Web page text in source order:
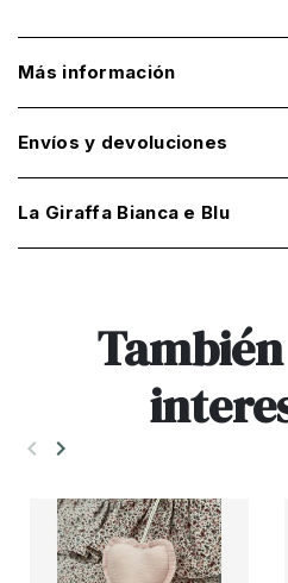
Más información
Envíos y devoluciones
La Giraffa Bianca e Blu
Anterior
keyboard_arrow_left Siguiente
keyboard_arrow_right